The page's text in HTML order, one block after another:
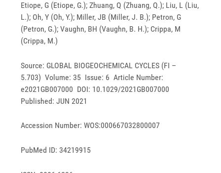
Etiope, G (Etiope, G.); Zhuang, Q (Zhuang, Q.); Liu, L (Liu,
L.); Oh, Y (Oh, Y.); Miller, JB (Miller, J. B.); Petron, G
(Petron, G.); Vaughn, BH (Vaughn, B. H.); Crippa, M
(Crippa, M.)
Source: GLOBAL BIOGEOCHEMICAL CYCLES (FI –
5.703) Volume: 35 Issue: 6 Article Number:
e2021GB007000 DOI: 10.1029/2021GB007000
Published: JUN 2021
Accession Number: WOS:000667032800007
PubMed ID: 34219915